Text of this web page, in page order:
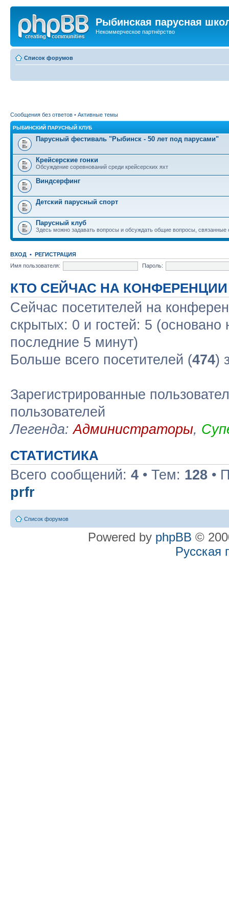
Рыбинская парусная
Некоммерческое партнёрство
Список форумов
Сообщения без ответов • Активные темы
РЫБИНСКИЙ ПАРУСНЫЙ КЛУБ
Парусный фестиваль "Рыбинск - 50 лет под парусами"
Крейсерские гонки
Обсуждение соревнований среди крейсерских яхт
Виндсерфинг
Детский парусный спорт
Парусный клуб
Здесь можно задавать вопросы и обсуждать общие вопросы, связанные
ВХОД • РЕГИСТРАЦИЯ
Имя пользователя:
Пароль:
КТО СЕЙЧАС НА КОНФЕРЕНЦИИ
Сейчас посетителей на
скрытых: 0 и гостей: 5 (основано
последние 5 минут)
Больше всего посетителей (474)
Зарегистрированные
пользователей
Легенда:Администраторы,
СТАТИСТИКА
Всего сообщений: 4 • Тем: 128 •
prfr
Список форумов
Powered by phpBB ©
Русская